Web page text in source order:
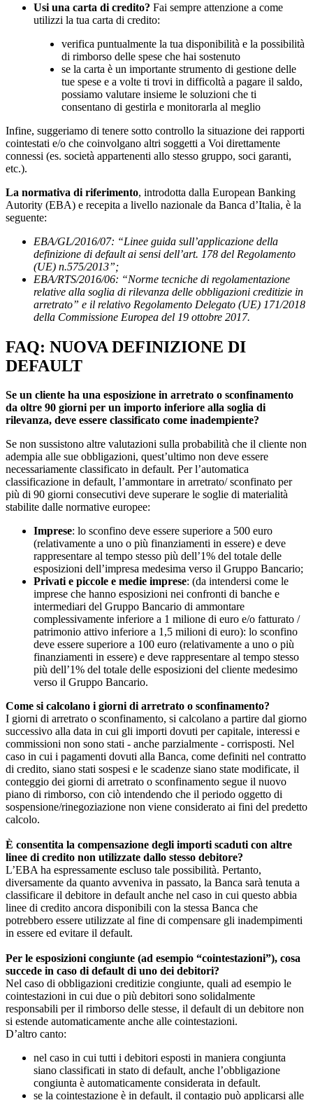
Usi una carta di credito? Fai sempre attenzione a come
utilizzi la tua carta di credito:
verifica puntualmente la tua disponibilità e la possibilità
di rimborso delle spese che hai sostenuto
se la carta è un importante strumento di gestione delle
tue spese e a volte ti trovi in difficoltà a pagare il saldo,
possiamo valutare insieme le soluzioni che ti
consentano di gestirla e monitorarla al meglio
Infine, suggeriamo di tenere sotto controllo la situazione dei rapporti
cointestati e/o che coinvolgano altri soggetti a Voi direttamente
connessi (es. società appartenenti allo stesso gruppo, soci garanti,
etc.).
La normativa di riferimento, introdotta dalla European Banking
Autority (EBA) e recepita a livello nazionale da Banca d’Italia, è la
seguente:
EBA/GL/2016/07: “Linee guida sull’applicazione della
definizione di default ai sensi dell’art. 178 del Regolamento
(UE) n.575/2013”;
EBA/RTS/2016/06: “Norme tecniche di regolamentazione
relative alla soglia di rilevanza delle obbligazioni creditizie in
arretrato” e il relativo Regolamento Delegato (UE) 171/2018
della Commissione Europea del 19 ottobre 2017.
FAQ: NUOVA DEFINIZIONE DI
DEFAULT
Se un cliente ha una esposizione in arretrato o sconfinamento
da oltre 90 giorni per un importo inferiore alla soglia di
rilevanza, deve essere classificato come inadempiente?
Se non sussistono altre valutazioni sulla probabilità che il cliente non
adempia alle sue obbligazioni, quest’ultimo non deve essere
necessariamente classificato in default. Per l’automatica
classificazione in default, l’ammontare in arretrato/ sconfinato per
più di 90 giorni consecutivi deve superare le soglie di materialità
stabilite dalle normative europee:
Imprese: lo sconfino deve essere superiore a 500 euro
(relativamente a uno o più finanziamenti in essere) e deve
rappresentare al tempo stesso più dell’1% del totale delle
esposizioni dell’impresa medesima verso il Gruppo Bancario;
Privati e piccole e medie imprese: (da intendersi come le
imprese che hanno esposizioni nei confronti di banche e
intermediari del Gruppo Bancario di ammontare
complessivamente inferiore a 1 milione di euro e/o fatturato /
patrimonio attivo inferiore a 1,5 milioni di euro): lo sconfino
deve essere superiore a 100 euro (relativamente a uno o più
finanziamenti in essere) e deve rappresentare al tempo stesso
più dell’1% del totale delle esposizioni del cliente medesimo
verso il Gruppo Bancario.
Come si calcolano i giorni di arretrato o sconfinamento?
I giorni di arretrato o sconfinamento, si calcolano a partire dal giorno
successivo alla data in cui gli importi dovuti per capitale, interessi e
commissioni non sono stati - anche parzialmente - corrisposti. Nel
caso in cui i pagamenti dovuti alla Banca, come definiti nel contratto
di credito, siano stati sospesi e le scadenze siano state modificate, il
conteggio dei giorni di arretrato o sconfinamento segue il nuovo
piano di rimborso, con ciò intendendo che il periodo oggetto di
sospensione/rinegoziazione non viene considerato ai fini del predetto
calcolo.
È consentita la compensazione degli importi scaduti con altre
linee di credito non utilizzate dallo stesso debitore?
L’EBA ha espressamente escluso tale possibilità. Pertanto,
diversamente da quanto avveniva in passato, la Banca sarà tenuta a
classificare il debitore in default anche nel caso in cui questo abbia
linee di credito ancora disponibili con la stessa Banca che
potrebbero essere utilizzate al fine di compensare gli inadempimenti
in essere ed evitare il default.
Per le esposizioni congiunte (ad esempio “cointestazioni”), cosa
succede in caso di default di uno dei debitori?
Nel caso di obbligazioni creditizie congiunte, quali ad esempio le
cointestazioni in cui due o più debitori sono solidalmente
responsabili per il rimborso delle stesse, il default di un debitore non
si estende automaticamente anche alle cointestazioni.
D’altro canto:
nel caso in cui tutti i debitori esposti in maniera congiunta
siano classificati in stato di default, anche l’obbligazione
congiunta è automaticamente considerata in default.
se la cointestazione è in default, il contagio può applicarsi alle